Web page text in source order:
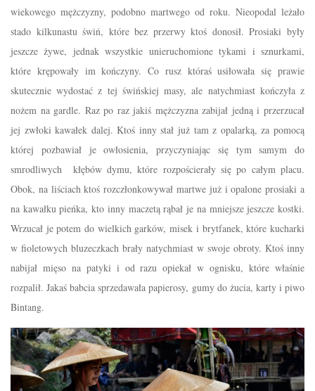
wiekowego mężczyzny, podobno martwego od roku. Nieopodal leżało
stado kilkunastu świń, które bez przerwy ktoś donosił. Prosiaki były
jeszcze żywe, jednak wszystkie unieruchomione tykami i sznurkami,
które krępowały im kończyny. Co rusz któraś usiłowała się prawie
skutecznie wydostać z tej świńskiej masy, ale natychmiast kończyła z
nożem na gardle. Raz po raz jakiś mężczyzna zabijał jedną i przerzucał
jej zwłoki kawałek dalej. Ktoś inny stał już tam z opalarką, za pomocą
której pozbawiał je owłosienia, przyczyniając się tym samym do
smrodliwych kłębów dymu, które rozpościerały się po całym placu.
Obok, na liściach ktoś rozczłonkowywał martwe już i opalone prosiaki a
na kawałku pieńka, kto inny maczetą rąbał je na mniejsze jeszcze kostki.
Wrzucał je potem do wielkich garków, misek i brytfanek, które kucharki
w fioletowych bluzeczkach brały natychmiast w swoje obroty. Ktoś inny
nabijał mięso na patyki i od razu opiekał w ognisku, które właśnie
rozpalił. Jakaś babcia sprzedawała papierosy, gumy do żucia, karty i piwo
Bintang.